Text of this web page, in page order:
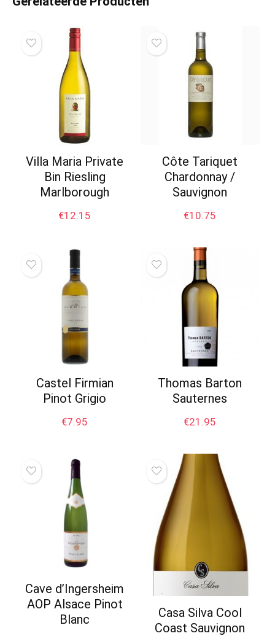
Villa Maria Private
Bin Riesling
Marlborough
€12.15
Côte Tariquet
Chardonnay /
Sauvignon
€10.75
Castel Firmian
Pinot Grigio
€7.95
Thomas Barton
Sauternes
€21.95
Cave d’Ingersheim
AOP Alsace Pinot
Blanc
Casa Silva Cool
Coast Sauvignon